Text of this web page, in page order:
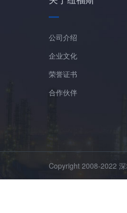
公司介绍
企业文化
荣誉证书
合作伙伴
Copyright 2008-2022